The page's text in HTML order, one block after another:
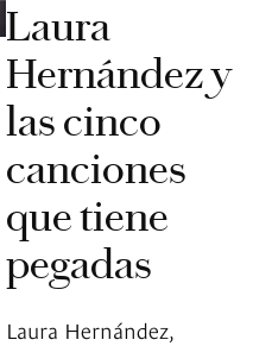
Laura
Hernández y
las cinco
canciones
que tiene
pegadas
Laura Hernández,